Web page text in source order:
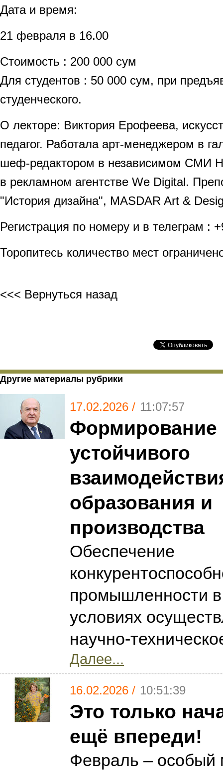
Дата и время:
21 февраля в 16.00
Стоимость : 200 000 сум
Для студентов : 50 000 сум, при
студенческого.
О лекторе: Виктория Ерофеева,
педагог. Работала арт-менеджером в
шеф-редактором в независимом СМИ
в рекламном агентстве We Digital.
"История дизайна", MASDAR Art &
Регистрация по номеру и в телеграм :
Торопитесь количество мест
<<< Вернуться назад
Другие материалы рубрики
17.02.2026 / 11:07:57
Формирование
устойчивого
образования и
производства
Обеспечение
промышленности
условиях
научно-
Далее...
16.02.2026 / 10:51:39
Это только
ещё впереди!
Февраль – особый